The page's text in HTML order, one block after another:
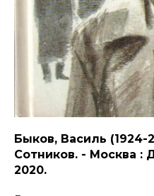
Быков, Василь (1924-
Сотников. - Москва :
2020.